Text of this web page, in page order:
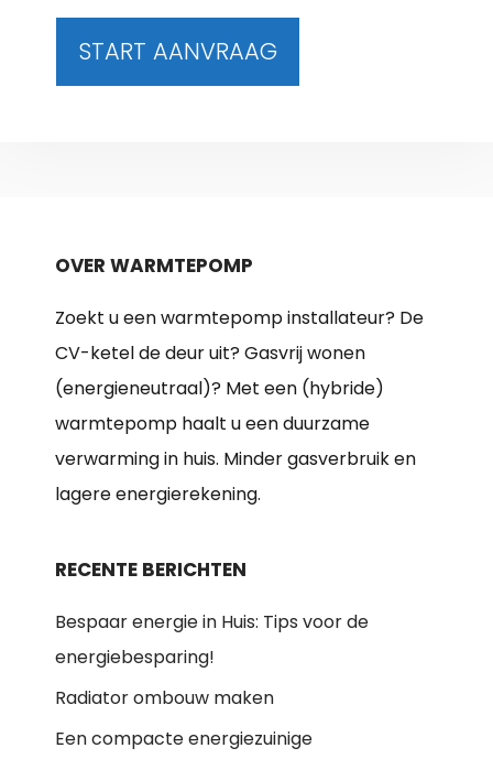
START AANVRAAG
OVER WARMTEPOMP
Zoekt u een warmtepomp installateur? De
CV-ketel de deur uit? Gasvrij wonen
(energieneutraal)? Met een (hybride)
warmtepomp haalt u een duurzame
verwarming in huis. Minder gasverbruik en
lagere energierekening.
RECENTE BERICHTEN
Bespaar energie in Huis: Tips voor de
energiebesparing!
Radiator ombouw maken
Een compacte energiezuinige